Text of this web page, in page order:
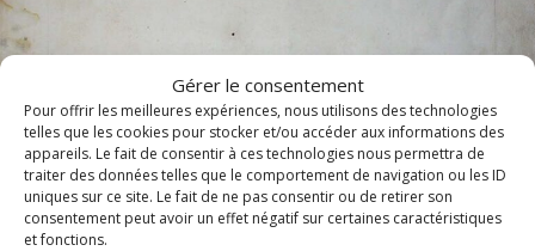
Gérer le consentement
Pour offrir les meilleures expériences, nous utilisons des technologies
telles que les cookies pour stocker et/ou accéder aux informations des
appareils. Le fait de consentir à ces technologies nous permettra de
traiter des données telles que le comportement de navigation ou les ID
uniques sur ce site. Le fait de ne pas consentir ou de retirer son
consentement peut avoir un effet négatif sur certaines caractéristiques
et fonctions.
Messe et Vêpres de sainte Christine (1820)
En l'honneur de sainte Christine, les Archives diocésaines
mettent en ligne l'office ancien de sainte...